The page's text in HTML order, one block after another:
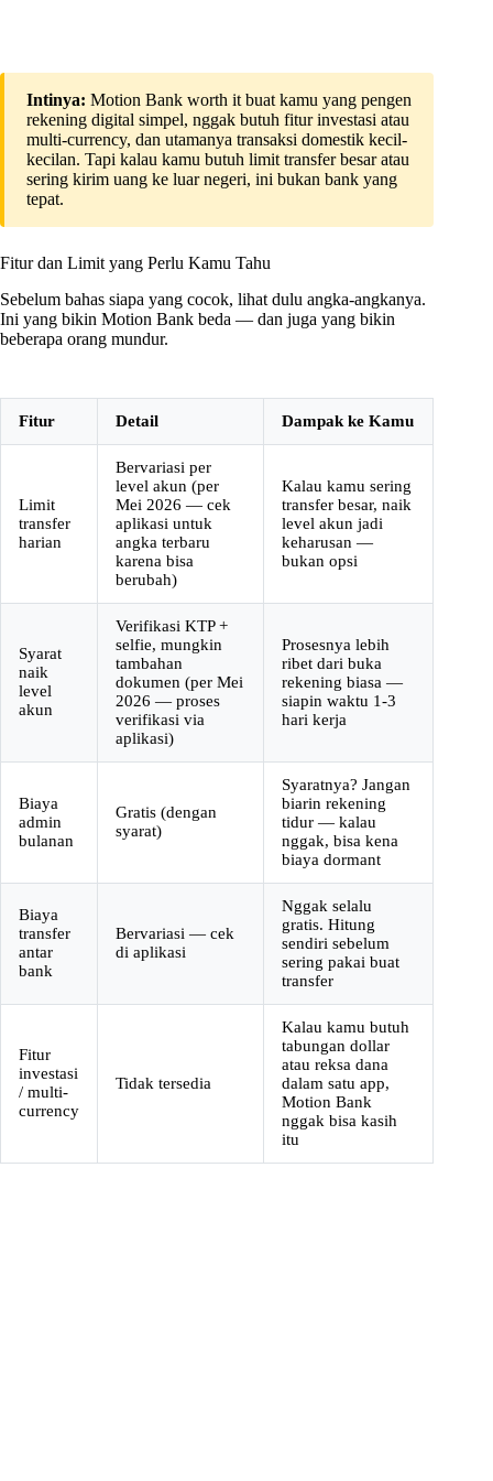
Intinya: Motion Bank worth it buat kamu yang pengen
rekening digital simpel, nggak butuh fitur investasi atau
multi-currency, dan utamanya transaksi domestik kecil-
kecilan. Tapi kalau kamu butuh limit transfer besar atau
sering kirim uang ke luar negeri, ini bukan bank yang
tepat.
Fitur dan Limit yang Perlu Kamu Tahu
Sebelum bahas siapa yang cocok, lihat dulu angka-angkanya.
Ini yang bikin Motion Bank beda — dan juga yang bikin
beberapa orang mundur.
Fitur Detail Dampak ke Kamu
Limit
transfer
harian
Bervariasi per
level akun (per
Mei 2026 — cek
aplikasi untuk
angka terbaru
karena bisa
berubah)
Kalau kamu sering
transfer besar, naik
level akun jadi
keharusan —
bukan opsi
Syarat
naik
level
akun
Verifikasi KTP +
selfie, mungkin
tambahan
dokumen (per Mei
2026 — proses
verifikasi via
aplikasi)
Prosesnya lebih
ribet dari buka
rekening biasa —
siapin waktu 1-3
hari kerja
Biaya
admin
bulanan
Gratis (dengan
syarat)
Syaratnya? Jangan
biarin rekening
tidur — kalau
nggak, bisa kena
biaya dormant
Biaya
transfer
antar
bank
Bervariasi — cek
di aplikasi
Nggak selalu
gratis. Hitung
sendiri sebelum
sering pakai buat
transfer
Fitur
investasi
/ multi-
currency
Tidak tersedia
Kalau kamu butuh
tabungan dollar
atau reksa dana
dalam satu app,
Motion Bank
nggak bisa kasih
itu